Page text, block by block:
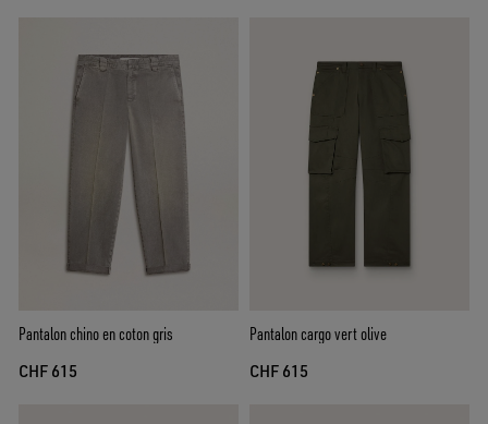
Pantalon chino en coton gris
CHF 615
Pantalon cargo vert olive
CHF 615